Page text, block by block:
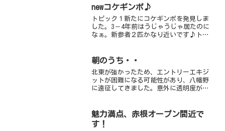
newコケギンポ♪
トピック１新たにコケギンポを発見しま
した。3－4年前はうじゃうじゃ居たのに
なぁ。新参者２匹かなり近いです♪トピ
物には暖かすぎるんですかね？トピック
３クリアクリーナーシュ...
朝のうち・・
北東が強かったため、エントリーエキジ
ットが困難になる可能性があり、八幡野
に遠征してきました。意外に透明度が綺
に戻りました。明日は川奈で大丈夫でし
ょう♪
魅力満点、赤根オープン間近で
す！